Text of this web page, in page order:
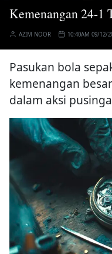
Kemenangan 24-1
AZIM NOOR 10:40AM 09/12/
Pasukan bola
kemenangan
dalam aksi